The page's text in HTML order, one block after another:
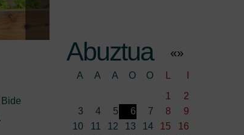
Abuztua «»
A A A O O
1
2
3
4 5 6 7 8
9
10
11 12 13 14 15
16